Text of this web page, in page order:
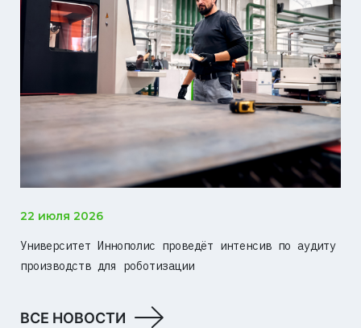
22 июля 2026
Университет Иннополис проведёт интенсив по аудиту
производств для роботизации
ВСЕ НОВОСТИ